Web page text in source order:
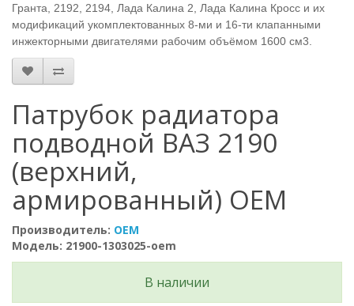
Гранта, 2192, 2194, Лада Калина 2, Лада Калина Кросс и их
модификаций укомплектованных 8-ми и 16-ти клапанными
инжекторными двигателями рабочим объёмом 1600 см3.
Патрубок радиатора
подводной ВАЗ 2190
(верхний,
армированный) OEM
Производитель: OEM
Модель: 21900-1303025-oem
В наличии